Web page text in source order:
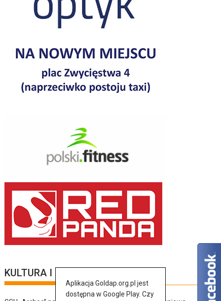
KULTURA I SZTUKA
Aplikacja Goldap.org.pl jest
dostępna w Google Play. Czy